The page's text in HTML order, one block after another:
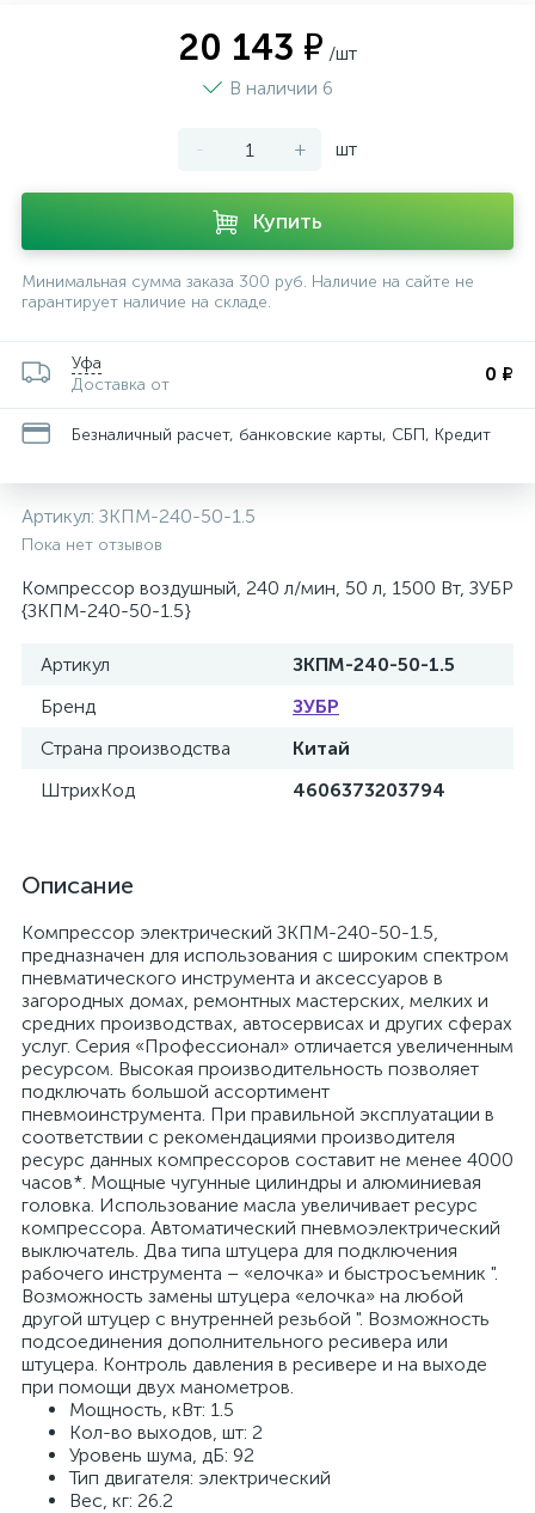
20 143 ₽ /шт
В наличии 6
- + шт
Купить
Минимальная сумма заказа 300 руб. Наличие на сайте не
гарантирует наличие на складе.
Уфа
Доставка от
0 ₽
Безналичный расчет, банковские карты, СБП, Кредит
Артикул: ЗКПМ-240-50-1.5
Пока нет отзывов
Компрессор воздушный, 240 л/мин, 50 л, 1500 Вт, ЗУБР
{ЗКПМ-240-50-1.5}
Артикул
ЗКПМ-240-50-1.5
Бренд
ЗУБР
Страна производства
Китай
ШтрихКод
4606373203794
Описание
Компрессор электрический ЗКПМ-240-50-1.5,
предназначен для использования с широким спектром
пневматического инструмента и аксессуаров в
загородных домах, ремонтных мастерских, мелких и
средних производствах, автосервисах и других сферах
услуг. Серия «Профессионал» отличается увеличенным
ресурсом. Высокая производительность позволяет
подключать большой ассортимент
пневмоинструмента. При правильной эксплуатации в
соответствии с рекомендациями производителя
ресурс данных компрессоров составит не менее 4000
часов*. Мощные чугунные цилиндры и алюминиевая
головка. Использование масла увеличивает ресурс
компрессора. Автоматический пневмоэлектрический
выключатель. Два типа штуцера для подключения
рабочего инструмента – «елочка» и быстросъемник ".
Возможность замены штуцера «елочка» на любой
другой штуцер с внутренней резьбой ". Возможность
подсоединения дополнительного ресивера или
штуцера. Контроль давления в ресивере и на выходе
при помощи двух манометров.
Мощность, кВт: 1.5
Кол-во выходов, шт: 2
Уровень шума, дБ: 92
Тип двигателя: электрический
Вес, кг: 26.2